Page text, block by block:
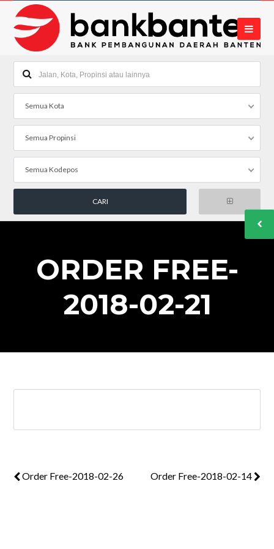
Semua Kota
Semua Propinsi
Semua Kodepos
ORDER FREE-
2018-02-21
Order Free-2018-02-26 Order Free-2018-02-14